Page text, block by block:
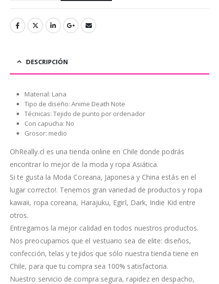
DESCRIPCIÓN
Material: Lana
Tipo de diseño: Anime Death Note
Técnicas: Tejido de punto por ordenador
Con capucha: No
Grosor: medio
OhReally.cl es una tienda online en Chile donde podrás
encontrar lo mejor de la moda y ropa Asiática.
Si te gusta la Moda Coreana, Japonesa y China estás en el
lugar correcto!. Tenemos gran variedad de productos y ropa
kawaii, ropa coreana, Harajuku, Egirl, Dark, Indie Kid entre
otros.
Entregamos la mejor calidad en todos nuestros productos.
Nos preocupamos que el vestuario sea de elite: diseños,
confección, telas y tejidos que sólo nuestra tienda tiene en
Chile, para que tu compra sea 100% satisfactoria.
Nuestro servicio de compra segura, rapidez en despacho,